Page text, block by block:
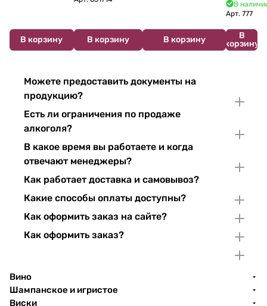
В корзину В корзину В корзину
В
Арт.777
В
корзину
Можете предоставить документы на
продукцию?
Есть ли ограничения по продаже
алкоголя?
В какое время вы работаете и когда
отвечают менеджеры?
Как работает доставка и самовывоз?
Какие способы оплаты доступны?
Как оформить заказ на сайте?
Как оформить заказ?
Вино
Шампанское и игристое
Виски